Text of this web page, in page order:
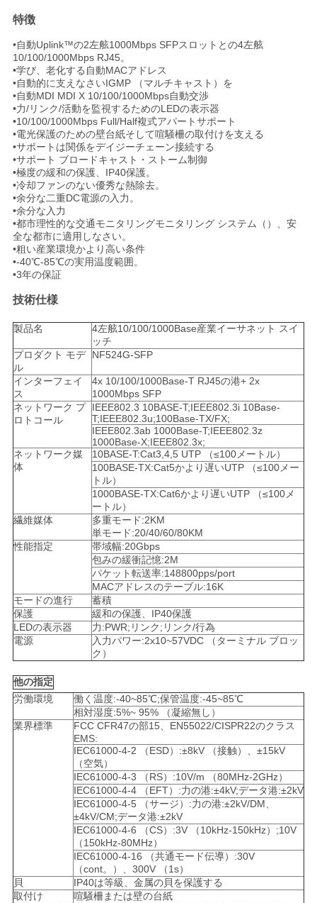
ス
引
用
を
要
求
し
な
さ
い
地
図
プ
ラ
イ
シ
ポ
リ
シ
ー
特徴
•自動Uplink™の2左舷1000Mbps SFPスロットとの4左舷
10/100/1000Mbps RJ45。
•学び、老化する自動MACアドレス
•自動的に支えなさいIGMP （マルチキャスト）を
•自動MDI MDI X 10/100/1000Mbps自動交渉
•力/リンク/活動を監視するためのLEDの表示器
•10/100/1000Mbps Full/Half複式アパートサポート
•電光保護のための壁台紙そして喧騒柵の取付けを支える
•サポートは関係をデイジーチェーン接続する
•サポート ブロードキャスト・ストーム制御
•極度の緩和の保護、IP40保護。
•冷却ファンのない優秀な熱除去。
•余分な二重DC電源の入力。
•余分な入力
•都市理性的な交通モニタリングモニタリング システム（）、安
全な都市に適用しなさい。
•粗い産業環境かより高い条件
•-40℃-85℃の実用温度範囲。
•3年の保証
技術仕様
製品名
4左舷10/100/1000Base産業イーサネット スイ
ッチ
プロダクト モデ
ル
NF524G-SFP
インターフェイ
ス
4x 10/100/1000Base-T RJ45の港+ 2x
1000Mbps SFP
ネットワーク プ
ロトコール
IEEE802.3 10BASE-T;IEEE802.3i 10Base-
T;IEEE802.3u;100Base-TX/FX;
IEEE802.3ab 1000Base-T;IEEE802.3z
1000Base-X;IEEE802.3x;
ネットワーク媒
体
10BASE-T:Cat3,4,5 UTP （≤100メートル）
100BASE-TX:Cat5かより遅いUTP （≤100メー
トル）
1000BASE-TX:Cat6かより遅いUTP （≤100メ
ートル）
繊維媒体
多重モード:2KM
単モード:20/40/60/80KM
性能指定
帯域幅:20Gbps
包みの緩衝記憶:2M
パケット転送率:148800pps/port
MACアドレスのテーブル:16K
モードの進行
蓄積
保護
緩和の保護、IP40保護
LEDの表示器
力:PWR;リンク;リンク/行為
電源
入力パワー:2x10~57VDC （ターミナル ブロッ
ク）
他の指定
労働環境
働く温度:-40~85℃;保管温度:-45~85℃
相対湿度:5%~ 95% （凝縮無し）
業界標準
FCC CFR47の部15、EN55022/CISPR22のクラス
EMS:
IEC61000-4-2 （ESD）:±8kV （接触）、±15kV
（空気）
IEC61000-4-3 （RS）:10V/m （80MHz-2GHz）
IEC61000-4-4 （EFT）:力の港:±4kV;データ港:±2kV
IEC61000-4-5 （サージ）:力の港:±2kV/DM、
±4kV/CM;データ港:±2kV
IEC61000-4-6 （CS）:3V （10kHz-150kHz）;10V
（150kHz-80MHz）
IEC61000-4-16 （共通モード伝導）:30V
（cont。）、300V （1s）
貝
IP40は等級、金属の貝を保護する
取付け
喧騒柵または壁の台紙